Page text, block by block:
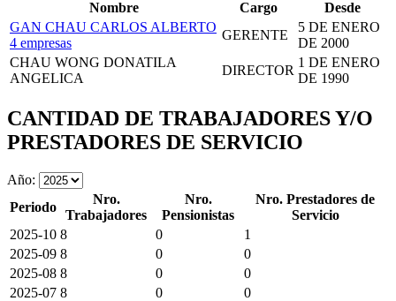
Nombre Cargo
Desde
GAN CHAU CARLOS ALBERTO
4 empresas
GERENTE
5 DE ENERO
DE 2000
CHAU WONG DONATILA
ANGELICA
DIRECTOR
1 DE ENERO
DE 1990
CANTIDAD DE TRABAJADORES Y/O
PRESTADORES DE SERVICIO
Año:
Periodo
Nro.
Trabajadores
Nro.
Pensionistas
Nro. Prestadores de
Servicio
2025-10 8 0
1
2025-09 8 0
0
2025-08 8 0
0
2025-07 8 0
0